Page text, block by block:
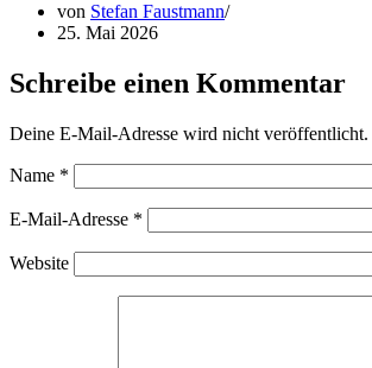
von Stefan Faustmann
25. Mai 2026
Schreibe einen Kommentar
Deine E-Mail-Adresse wird nicht veröffentlicht.
Name *
E-Mail-Adresse *
Website